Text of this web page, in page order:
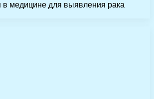
в медицине для выявления рака